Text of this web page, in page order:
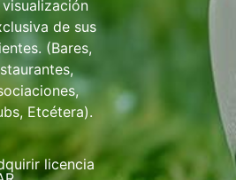
visualización
de sus
(Bares,
Etcétera).
licencia